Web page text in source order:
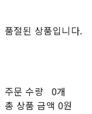
품절된 상품입니다.
주문 수량 0개
총 상품 금액 0원